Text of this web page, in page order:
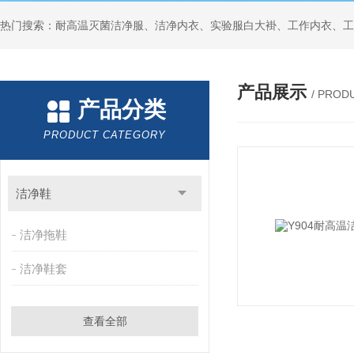
产品分类
PRODUCT CATEGORY
洁净鞋
洁净拖鞋
洁净鞋套
查看全部
产品展示 /